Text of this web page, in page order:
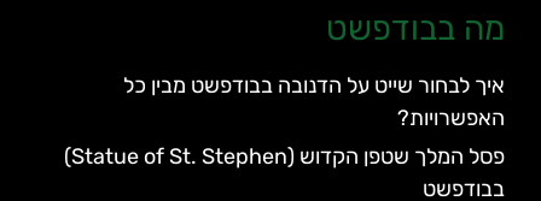
מה בבודפשט
איך לבחור שייט על הדנובה בבודפשט מבין כל
האפשרויות?
פסל המלך שטפן הקדוש (Statue of St. Stephen)
בבודפשט